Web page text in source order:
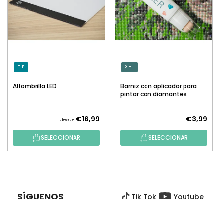
TIP
Alfombrilla LED
desde €16,99
SELECCIONAR
3 + 1
Barniz con aplicador para
pintar con diamantes
€3,99
SELECCIONAR
SÍGUENOS Tik Tok Youtube